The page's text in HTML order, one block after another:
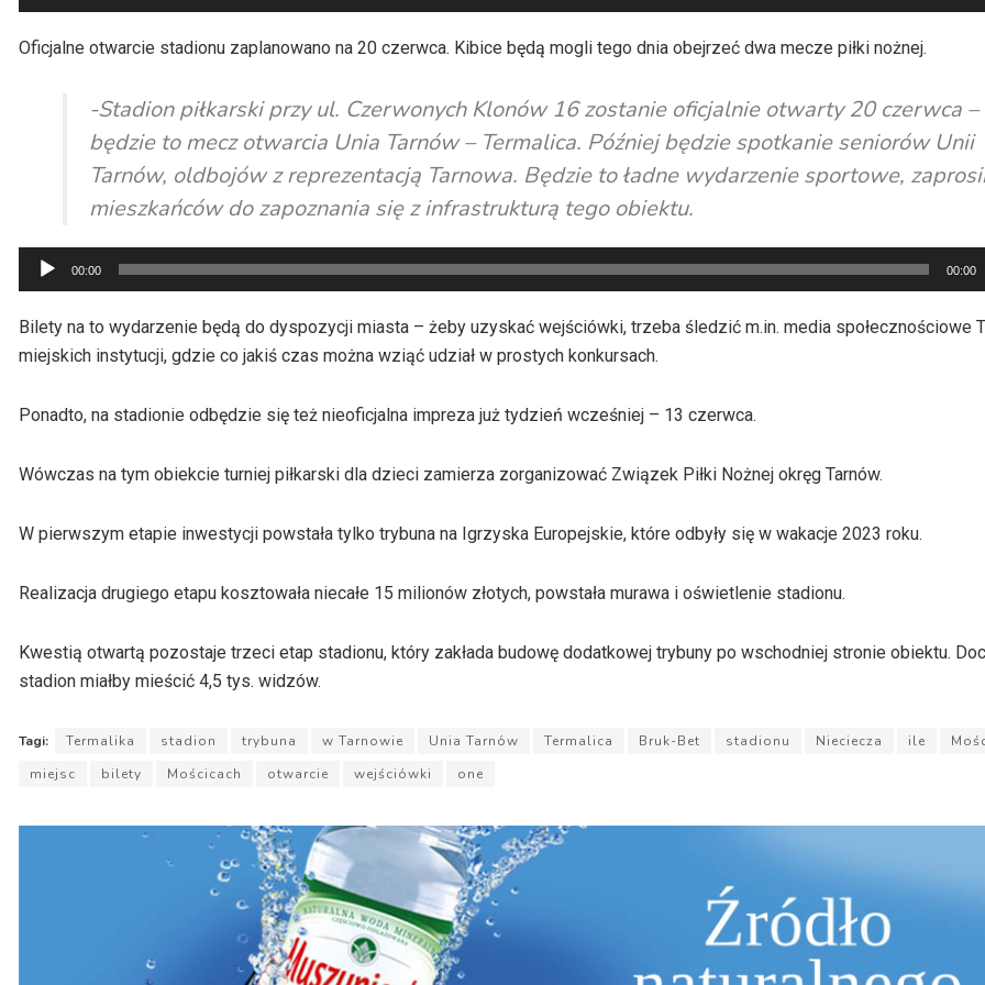
plików
dźwiękowych
Oficjalne otwarcie stadionu zaplanowano na 20 czerwca. Kibice będą mogli tego dnia obejrzeć dwa mecze piłki nożnej.
-Stadion piłkarski przy ul. Czerwonych Klonów 16 zostanie oficjalnie otwarty 20 czerwca –
będzie to mecz otwarcia Unia Tarnów – Termalica. Później będzie spotkanie seniorów Unii
Tarnów, oldbojów z reprezentacją Tarnowa. Będzie to ładne wydarzenie sportowe,
mieszkańców do zapoznania się z infrastrukturą tego obiektu.
Odtwarzacz
plików
dźwiękowych
00:00 00:00
Bilety na to wydarzenie będą do dyspozycji miasta – żeby uzyskać wejściówki, trzeba śledzić m.in. media społecznościowe
miejskich instytucji, gdzie co jakiś czas można wziąć udział w prostych konkursach.
Ponadto, na stadionie odbędzie się też nieoficjalna impreza już tydzień wcześniej – 13 czerwca.
Wówczas na tym obiekcie turniej piłkarski dla dzieci zamierza zorganizować Związek Piłki Nożnej okręg Tarnów.
W pierwszym etapie inwestycji powstała tylko trybuna na Igrzyska Europejskie, które odbyły się w wakacje 2023 roku.
Realizacja drugiego etapu kosztowała niecałe 15 milionów złotych, powstała murawa i oświetlenie stadionu.
Kwestią otwartą pozostaje trzeci etap stadionu, który zakłada budowę dodatkowej trybuny po wschodniej stronie obiektu.
stadion miałby mieścić 4,5 tys. widzów.
Tagi: Termalika stadion trybuna w Tarnowie Unia Tarnów Termalica Bruk-Bet stadionu Nieciecza ile
miejsc
bilety Mościcach otwarcie wejściówki one